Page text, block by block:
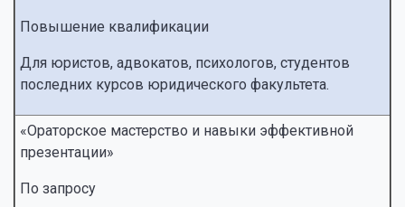
Повышение квалификации
Для юристов, адвокатов, психологов, студентов
последних курсов юридического факультета.
«Ораторское мастерство и навыки эффективной
презентации»
По запросу